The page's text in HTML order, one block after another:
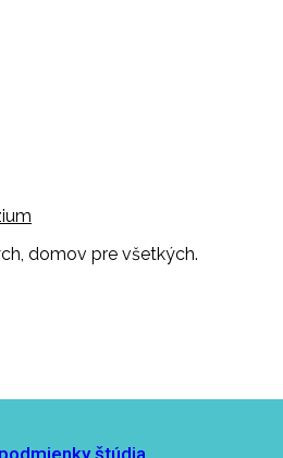
domov pre všetkých.